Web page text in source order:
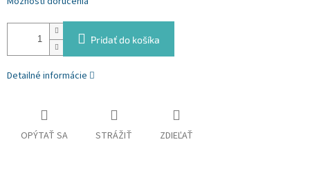
Pridať do košíka
Detailné informácie
OPÝTAŤ SA STRÁŽIŤ ZDIEĽAŤ